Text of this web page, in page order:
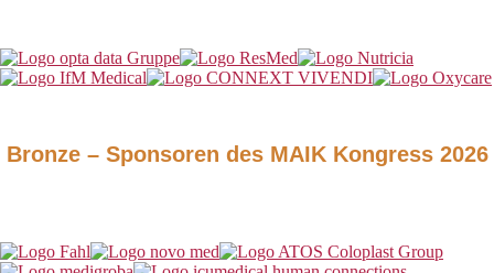
Bronze – Sponsoren des MAIK Kongress 2026